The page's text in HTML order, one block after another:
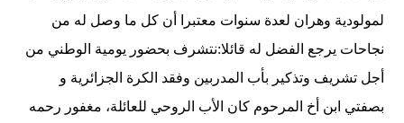
لمولودية وهران لعدة سنوات معتبرا أن كل ما وصل له من
نجاحات يرجع الفضل له قائلا:نتشرف بحضور يومية الوطني من
أجل تشريف وتذكير بأب المدربين وفقد الكرة الجزائرية و
بصفتي ابن أخ المرحوم كان الأب الروحي للعائلة، مغفور رحمه